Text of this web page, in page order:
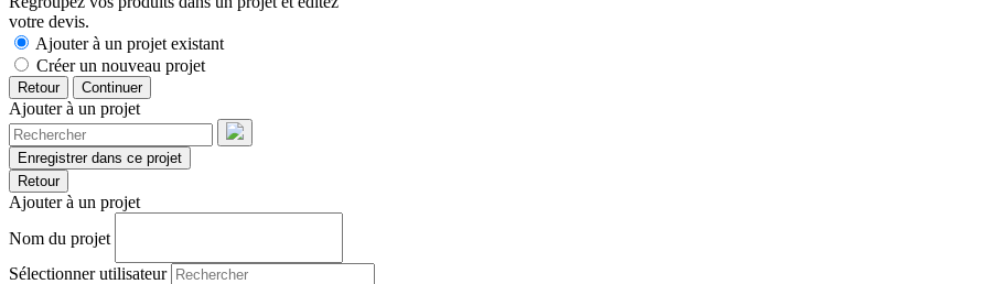
votre devis.
Ajouter à un projet existant
Créer un nouveau projet
Retour Continuer
Ajouter à un projet
Enregistrer dans ce projet
Retour
Ajouter à un projet
Nom du projet
Sélectionner utilisateur